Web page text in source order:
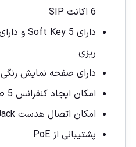
6 اکانت SIP
ریزی
دارای صفحه نمایش رنگی480x 272 پیکسل
امکان ایجاد کنفرانس 5 طرفه
امکان اتصال هدست RJ9 Headset Jack
پشتیبانی از PoE